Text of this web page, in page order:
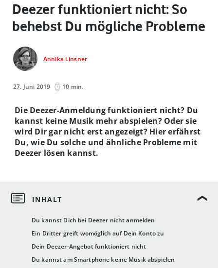
Deezer funktioniert nicht: So
behebst Du mögliche Probleme
Annika Linsner
27. Juni 2019 10 min.
Du kannst Dich bei Deezer nicht anmelden
Ein Dritter greift womöglich auf Dein Konto zu
Dein Deezer-Angebot funktioniert nicht
Du kannst am Smartphone keine Musik abspielen
Die Deezer-Anmeldung funktioniert nicht? Du
kannst keine Musik mehr abspielen? Oder sie
wird Dir gar nicht erst angezeigt? Hier erfährst
Du, wie Du solche und ähnliche Probleme mit
Deezer lösen kannst.